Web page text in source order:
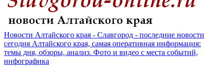
Новости Алтайского края - Славгород - последние новости
сегодня Алтайского края, самая оперативная информация:
темы дня, обзоры, анализ. Фото и видео с места событий,
инфографика